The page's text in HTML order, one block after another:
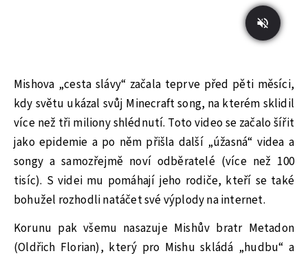
Mishova „cesta slávy“ začala teprve před pěti měsíci,
kdy světu ukázal svůj Minecraft song, na kterém sklidil
více než tři miliony shlédnutí. Toto video se začalo šířit
jako epidemie a po něm přišla další „úžasná“ videa a
songy a samozřejmě noví odběratelé (více než 100
tisíc). S videi mu pomáhají jeho rodiče, kteří se také
bohužel rozhodli natáčet své výplody na internet.
Korunu pak všemu nasazuje Mishův bratr Metadon
(Oldřich Florian), který pro Mishu skládá „hudbu“ a